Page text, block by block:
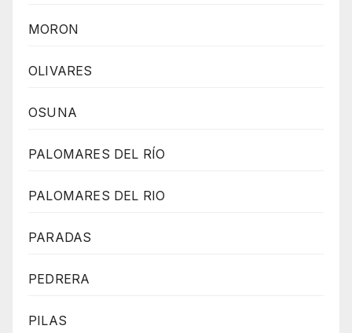
MORON
OLIVARES
OSUNA
PALOMARES DEL RÍO
PALOMARES DEL RIO
PARADAS
PEDRERA
PILAS